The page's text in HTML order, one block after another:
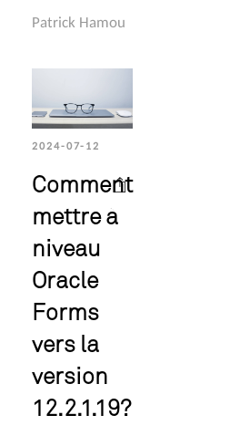
Patrick Hamou
2024-07-12
Comment
mettre à
niveau
Oracle
Forms
vers la
version
12.2.1.19?